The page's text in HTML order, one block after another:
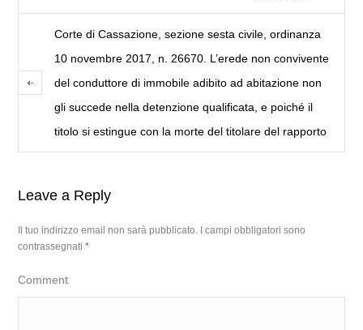
Corte di Cassazione, sezione sesta civile, ordinanza
10 novembre 2017, n. 26670. L’erede non convivente
del conduttore di immobile adibito ad abitazione non
gli succede nella detenzione qualificata, e poiché il
titolo si estingue con la morte del titolare del rapporto
Leave a Reply
Il tuo indirizzo email non sarà pubblicato.
I campi obbligatori sono
contrassegnati*
Comment